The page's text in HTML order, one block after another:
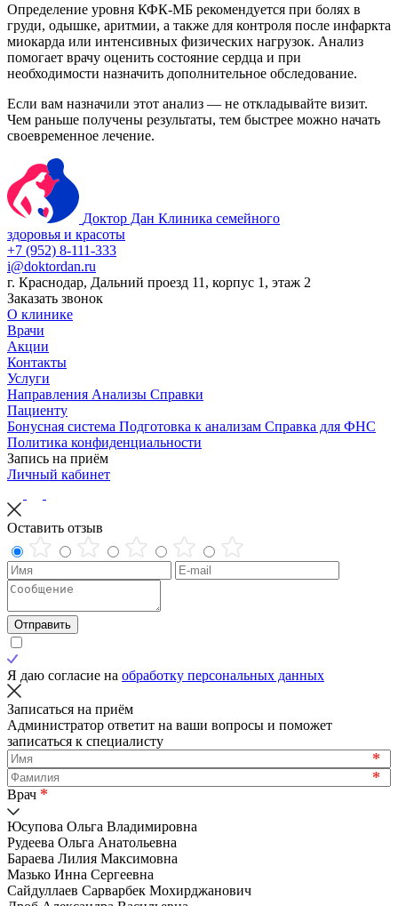
Определение уровня КФК-МБ рекомендуется при болях в
груди, одышке, аритмии, а также для контроля после инфаркта
миокарда или интенсивных физических нагрузок. Анализ
помогает врачу оценить состояние сердца и при
необходимости назначить дополнительное обследование.
Если вам назначили этот анализ — не откладывайте визит.
Чем раньше получены результаты, тем быстрее можно начать
своевременное лечение.
Доктор Дан Клиника семейного
здоровья и красоты
+7 (952) 8-111-333
i@doktordan.ru
г. Краснодар, Дальний проезд 11, корпус 1, этаж 2
Заказать звонок
О клинике
Врачи
Акции
Контакты
Услуги
Направления Анализы Справки
Пациенту
Бонусная система Подготовка к анализам Справка для ФНС
Политика конфиденциальности
Запись на приём
Личный кабинет
Оставить отзыв
Отправить
Я даю согласие на обработку персональных данных
Записаться на приём
Администратор ответит на ваши вопросы и поможет
записаться к специалисту
*
*
Врач *
Юсупова Ольга Владимировна
Рудеева Ольга Анатольевна
Бараева Лилия Максимовна
Мазько Инна Сергеевна
Сайдуллаев Сарварбек Мохирджанович